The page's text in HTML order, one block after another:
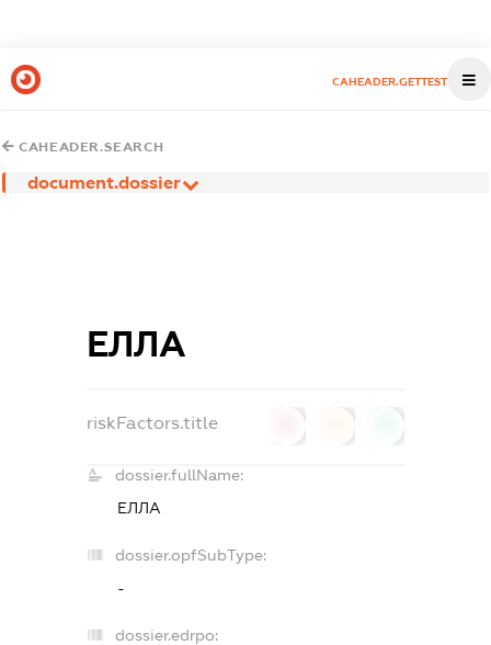
CAHEADER.GETTEST
CAHEADER.SEARCH
document.dossier
ЕЛЛА
riskFactors.title
dossier.fullName:
ЕЛЛА
dossier.opfSubType:
-
dossier.edrpo: